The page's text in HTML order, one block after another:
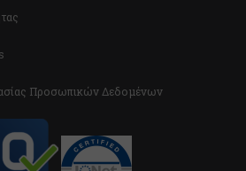
Προσωπικών Δεδομένων